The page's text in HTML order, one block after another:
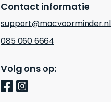
Contact informatie
support@macvoorminder.nl
085 060 6664
Volg ons op: